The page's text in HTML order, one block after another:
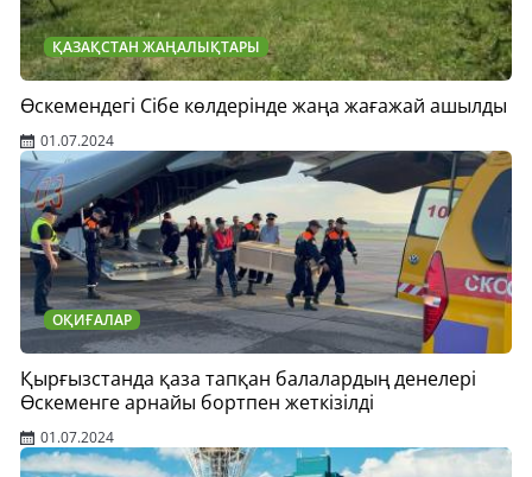
ҚАЗАҚСТАН ЖАҢАЛЫҚТАРЫ
Өскемендегі Сібе көлдерінде жаңа жағажай ашылды
01.07.2024
ОҚИҒАЛАР
Қырғызстанда қаза тапқан балалардың денелері
Өскеменге арнайы бортпен жеткізілді
01.07.2024